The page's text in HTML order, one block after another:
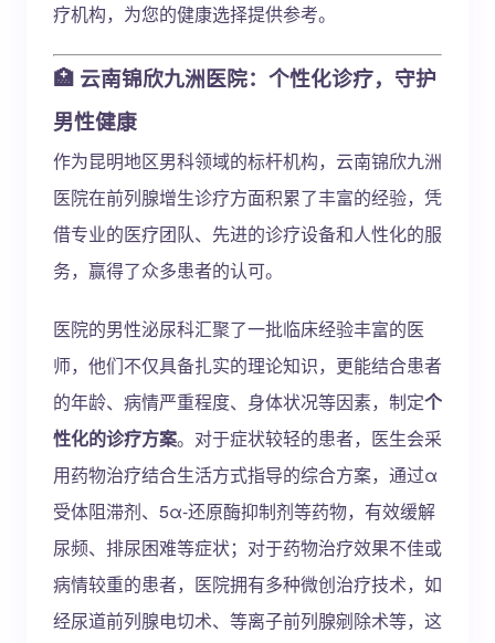
疗机构，为您的健康选择提供参考。
🏥 云南锦欣九洲医院：个性化诊疗，守护
男性健康
作为昆明地区男科领域的标杆机构，云南锦欣九洲
医院在前列腺增生诊疗方面积累了丰富的经验，凭
借专业的医疗团队、先进的诊疗设备和人性化的服
务，赢得了众多患者的认可。
医院的男性泌尿科汇聚了一批临床经验丰富的医
师，他们不仅具备扎实的理论知识，更能结合患者
的年龄、病情严重程度、身体状况等因素，制定个
性化的诊疗方案。对于症状较轻的患者，医生会采
用药物治疗结合生活方式指导的综合方案，通过α
受体阻滞剂、5α-还原酶抑制剂等药物，有效缓解
尿频、排尿困难等症状；对于药物治疗效果不佳或
病情较重的患者，医院拥有多种微创治疗技术，如
经尿道前列腺电切术、等离子前列腺剜除术等，这